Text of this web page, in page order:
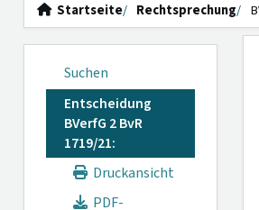
Startseite Rechtsprechung
Suchen
Entscheidung
BVerfG 2 BvR
1719/21:
Druckansicht
PDF-